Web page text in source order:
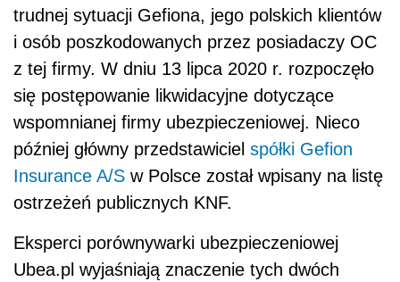
trudnej sytuacji Gefiona, jego polskich klientów
i osób poszkodowanych przez posiadaczy OC
z tej firmy. W dniu 13 lipca 2020 r. rozpoczęło
się postępowanie likwidacyjne dotyczące
wspomnianej firmy ubezpieczeniowej. Nieco
później główny przedstawiciel spółki Gefion
Insurance A/S w Polsce został wpisany na listę
ostrzeżeń publicznych KNF.
Eksperci porównywarki ubezpieczeniowej
Ubea.pl wyjaśniają znaczenie tych dwóch